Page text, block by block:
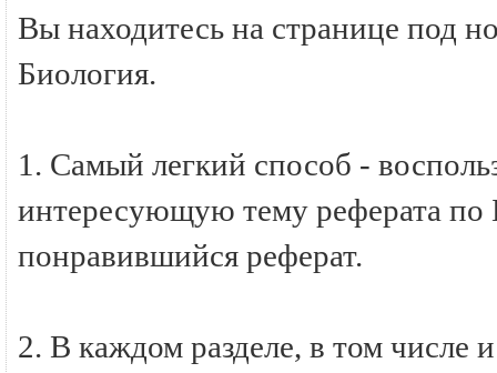
Вы находитесь на странице под
Биология.
1. Самый легкий способ -
интересующую тему реферата по
понравившийся реферат.
2. В каждом разделе, в том числе